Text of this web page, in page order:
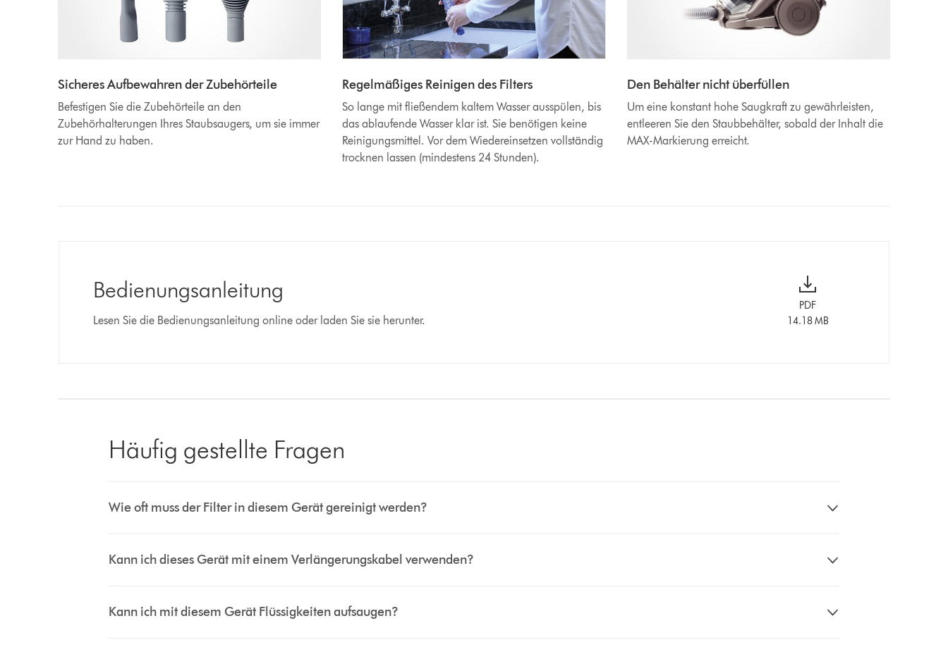
Sicheres Aufbewahren der Zubehörteile
Befestigen Sie die Zubehörteile an den
Zubehörhalterungen Ihres Staubsaugers, um sie immer
zur Hand zu haben.
Regelmäßiges Reinigen des Filters
So lange mit fließendem kaltem Wasser ausspülen, bis
das ablaufende Wasser klar ist. Sie benötigen keine
Reinigungsmittel. Vor dem Wiedereinsetzen vollständig
trocknen lassen (mindestens 24 Stunden).
Den Behälter nicht überfüllen
Um eine konstant hohe Saugkraft zu gewährleisten,
entleeren Sie den Staubbehälter, sobald der Inhalt die
MAX-Markierung erreicht.
Bedienungsanleitung
Lesen Sie die Bedienungsanleitung online oder laden Sie sie herunter.
PDF
14.18 MB
Häufig gestellte Fragen
Wie oft muss der Filter in diesem Gerät gereinigt werden?
Kann ich dieses Gerät mit einem Verlängerungskabel verwenden?
Kann ich mit diesem Gerät Flüssigkeiten aufsaugen?